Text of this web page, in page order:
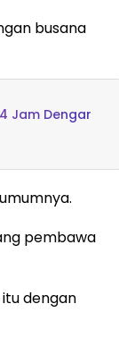
busana
Jam Dengar
pembawa
dengan